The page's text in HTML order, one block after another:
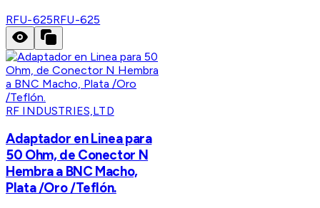
RFU-625RFU-625
RF INDUSTRIES,LTD
Adaptador en Linea para
50 Ohm, de Conector N
Hembra a BNC Macho,
Plata /Oro /Teflón.